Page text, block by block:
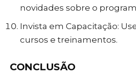
novidades sobre o
Invista em Capacitação:
cursos e treinamentos.
CONCLUSÃO